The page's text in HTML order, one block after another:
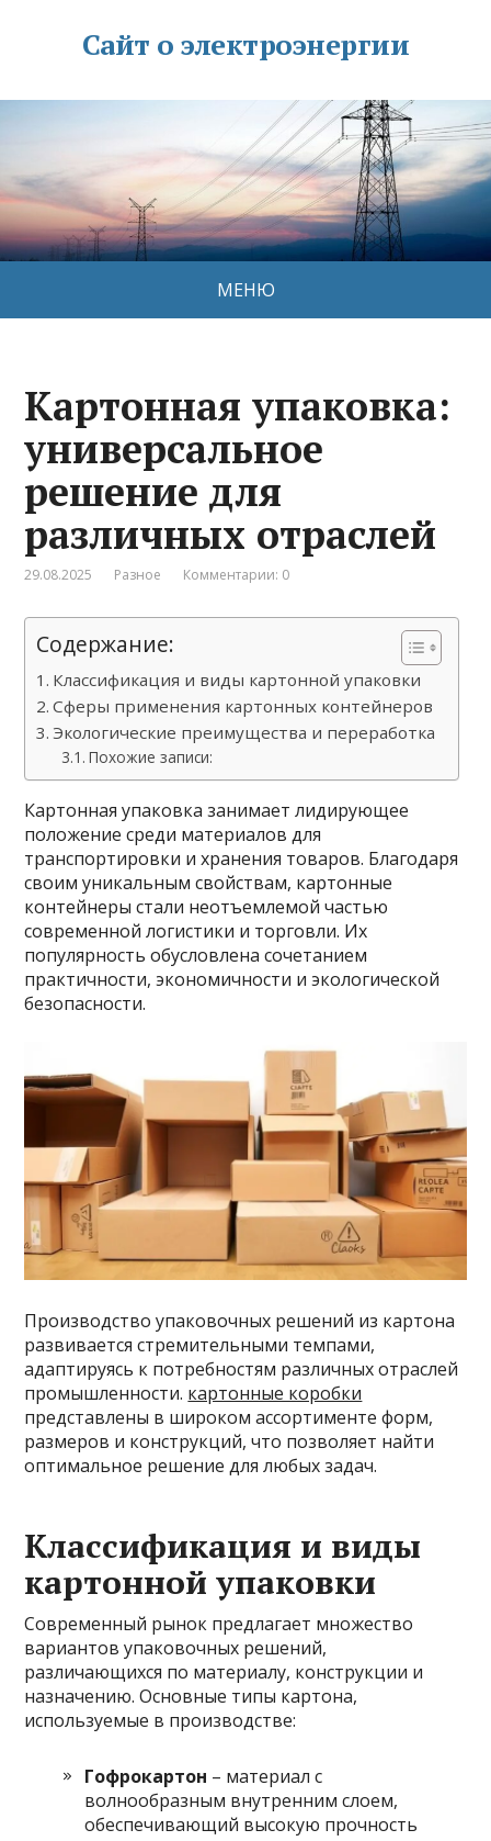
Сайт о электроэнергии
МЕНЮ
Картонная упаковка:
универсальное
решение для
различных отраслей
29.08.2025 Разное Комментарии: 0
Содержание:
Классификация и виды картонной упаковки
Сферы применения картонных контейнеров
Экологические преимущества и переработка
Похожие записи:
Картонная упаковка занимает лидирующее
положение среди материалов для
транспортировки и хранения товаров. Благодаря
своим уникальным свойствам, картонные
контейнеры стали неотъемлемой частью
современной логистики и торговли. Их
популярность обусловлена сочетанием
практичности, экономичности и экологической
безопасности.
Производство упаковочных решений из картона
развивается стремительными темпами,
адаптируясь к потребностям различных отраслей
промышленности. картонные коробки
представлены в широком ассортименте форм,
размеров и конструкций, что позволяет найти
оптимальное решение для любых задач.
Классификация и виды
картонной упаковки
Современный рынок предлагает множество
вариантов упаковочных решений,
различающихся по материалу, конструкции и
назначению. Основные типы картона,
используемые в производстве:
Гофрокартон – материал с
волнообразным внутренним слоем,
обеспечивающий высокую прочность